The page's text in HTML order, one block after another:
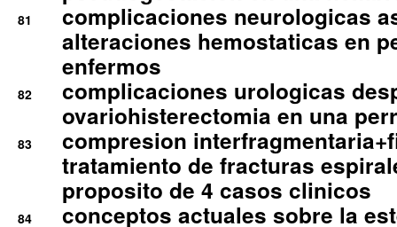
81
complicaciones neurologicas
alteraciones hemostaticas en
enfermos
82
complicaciones urologicas
ovariohisterectomia en una
83
compresion
tratamiento de fracturas
proposito de 4 casos clinicos
84 conceptos actuales sobre la